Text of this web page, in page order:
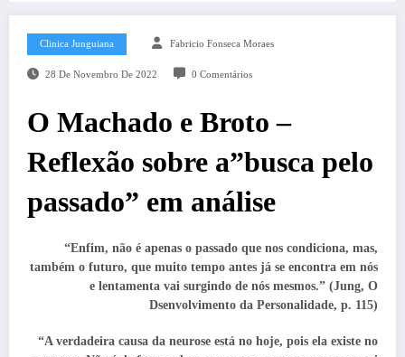
Clinica Junguiana Fabricio Fonseca Moraes
28 De Novembro De 2022 0 Comentários
O Machado e Broto –
Reflexão sobre a”busca pelo
passado” em análise
“Enfim, não é apenas o passado que nos condiciona, mas,
também o futuro, que muito tempo antes já se encontra em nós
e lentamenta vai surgindo de nós mesmos.” (Jung, O
Dsenvolvimento da Personalidade, p. 115)
“A verdadeira causa da neurose está no hoje, pois ela existe no